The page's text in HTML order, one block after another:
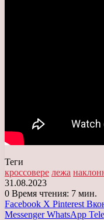
Теги
кроссовере лежа
31.08.2023
0 Время чтения: 7 мин.
Facebook X Pinterest
Messenger WhatsApp